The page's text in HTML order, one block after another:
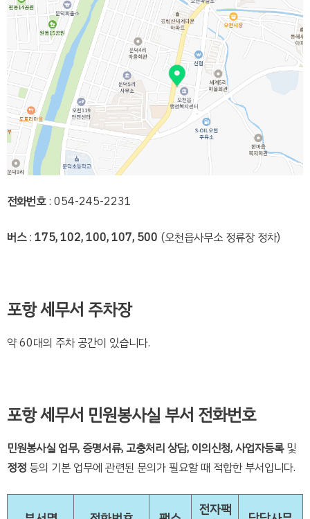
전화번호: 054-245-2231
버스: 175, 102, 100, 107, 500 (오천읍사무소 정류장 정차)
포항 세무서 주차장
약 60대의 주차 공간이 있습니다.
포항 세무서 민원봉사실 부서 전화번호
민원봉사실 업무, 증명서류, 고충처리 상담, 이의신청, 사업자등록및
정정 등의 기본 업무에 관련된 문의가 필요할 때 적합한 부서입니다.
전자팩